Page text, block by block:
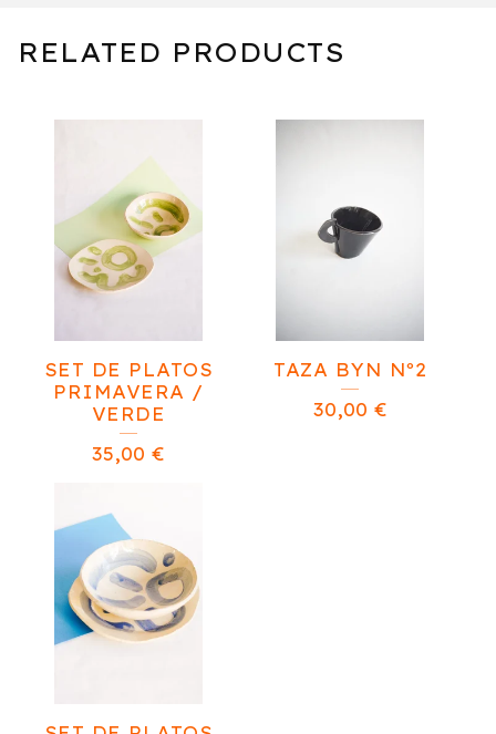
RELATED PRODUCTS
SET DE PLATOS
PRIMAVERA /
VERDE
35,00 €
TAZA BYN Nº2
30,00 €